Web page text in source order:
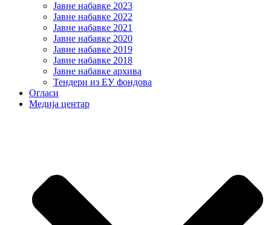
Јавне набавке 2023
Јавне набавке 2022
Јавне набавке 2021
Јавне набавке 2020
Јавне набавке 2019
Јавне набавке 2018
Јавне набавке архива
Тендери из ЕУ фондова
Огласи
Медија центар